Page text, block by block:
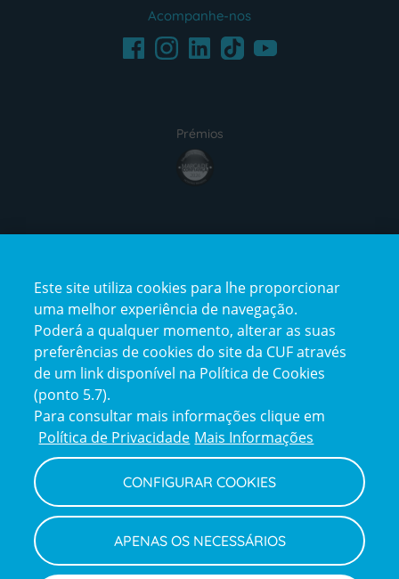
Acompanhe-nos
FacebookInstagramLinkedInTikTokYoutube
Prémios
award4
certification2certification3
Reclamações
e
elogios
Policy
Política de Privacidade e Cookies
Termos e Condições
Declaração de Acessibilidade
Canal de Denúncias
Informações legais
Este site utiliza cookies para lhe proporcionar
uma melhor experiência de navegação.
Poderá a qualquer momento, alterar as suas
preferências de cookies do site da CUF através
de um link disponível na Política de Cookies
(ponto 5.7).
Para consultar mais informações clique em
Política de Privacidade Mais Informações
CONFIGURAR COOKIES
APENAS OS NECESSÁRIOS